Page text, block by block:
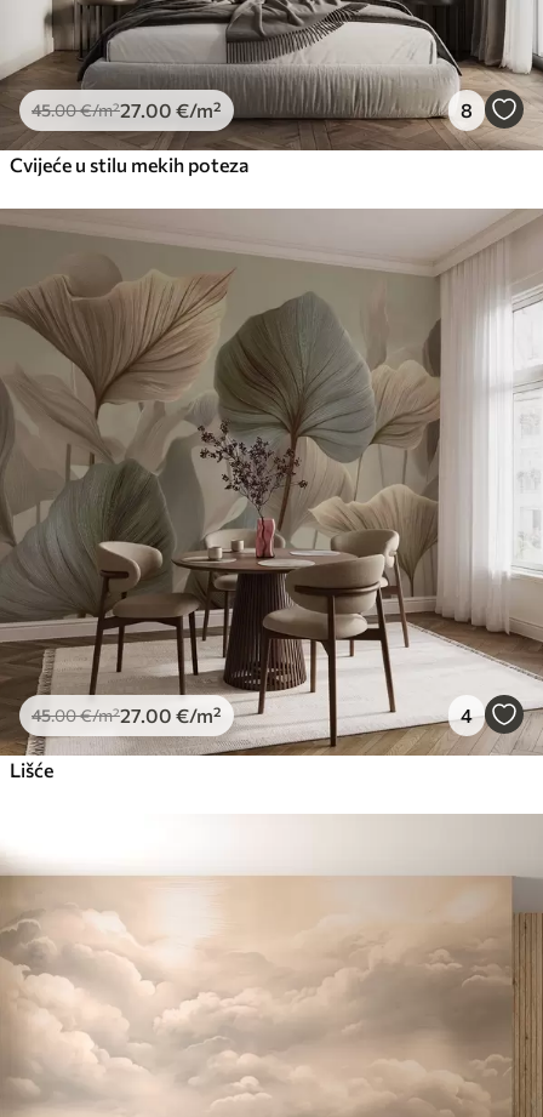
45.00€/m²27 .00 €/m² 8
Cvijeće u stilu mekih poteza
45.00€/m²27 .00 €/m² 4
Lišće